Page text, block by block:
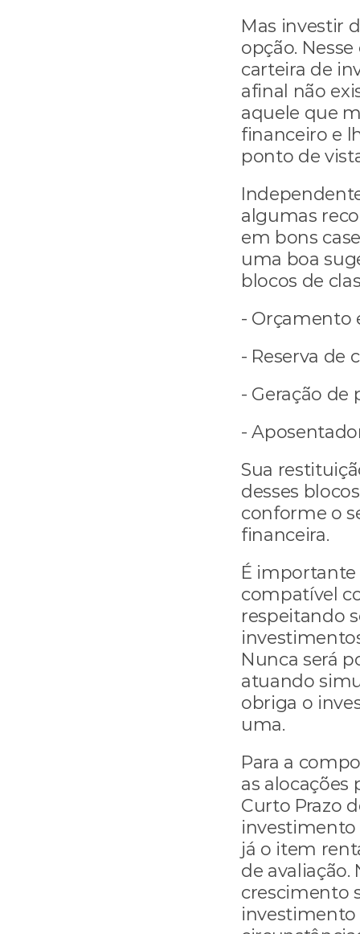
Mas investir
opção.
carteira de
afinal não
aquele que
financeiro e
ponto de
algumas
em bons
uma boa
blocos de
- Orçamento
- Reserva de
- Geração de
-
Sua
desses
conforme o
financeira.
É
compatível
respeitando
Nunca será
atuando
obriga o
uma.
Para a
as alocações
Curto Prazo
investimento
já o item
de avaliação.
crescimento
investimento